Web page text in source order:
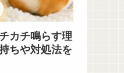
カチ鳴らす理
ちや対処法を